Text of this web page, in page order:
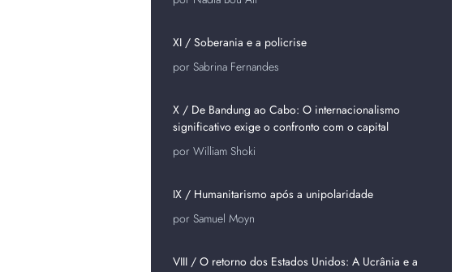
XI / Soberania e a policrise
por Sabrina Fernandes
X / De Bandung ao Cabo: O internacionalismo
significativo exige o confronto com o capital
por William Shoki
IX / Humanitarismo após a unipolaridade
por Samuel Moyn
VIII / O retorno dos Estados Unidos: A Ucrânia e a